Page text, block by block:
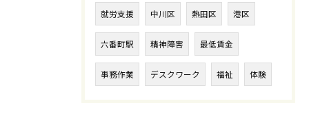
就労支援 中川区 熱田区 港区
六番町駅 精神障害 最低賃金
事務作業 デスクワーク 福祉 体験